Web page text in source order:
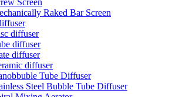
Raked Bar Screen
diffuser
diffuser
diffuser
diffuser
Tube Diffuser
Steel Bubble Tube Diffuser